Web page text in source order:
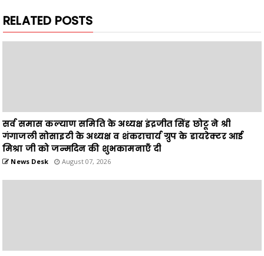
RELATED POSTS
सर्व समास कल्याण समिति के अध्यक्ष इंद्रजीत सिंह छोटू ने श्री
गंगाजली सोसाइटी के अध्यक्ष व शंकराचार्य ग्रुप के डायरेक्टर आई
मिश्रा जी को जन्मदिन की शुभकामनाएँ दी
News Desk August 07, 2026